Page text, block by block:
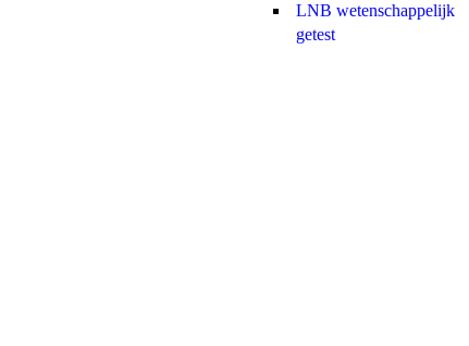
LNB wetenschappelijk
getest